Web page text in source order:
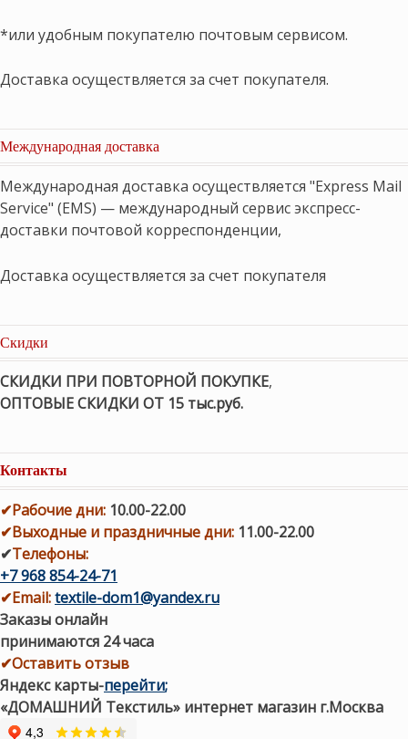
*или удобным покупателю почтовым сервисом.
Доставка осуществляется за счет покупателя.
Международная доставка
Международная доставка осуществляется "Express Mail
Service" (EMS) — международный сервис экспресс-
доставки почтовой корреспонденции,
Доставка осуществляется за счет покупателя
Скидки
СКИДКИ ПРИ ПОВТОРНОЙ ПОКУПКЕ,
ОПТОВЫЕ СКИДКИ ОТ 15 тыс.руб.
Контакты
✔Рабочие дни: 10.00-22.00
✔Выходные и праздничные дни: 11.00-22.00
✔Телефоны:
+7 968 854-24-71
✔Email:textile-dom1@yandex.ru
Заказы онлайн
принимаются 24 часа
✔Оставить отзыв
Яндекс карты-перейти;
«ДОМАШНИЙ Текстиль» интернет магазин г.Москва